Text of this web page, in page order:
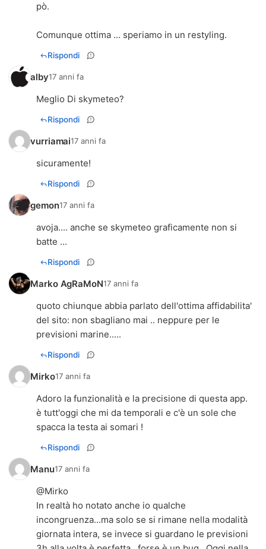
pò.
Comunque ottima ... speriamo in un restyling.
Rispondi
alby17 anni fa
Meglio Di skymeteo?
Rispondi
vurriamai17 anni fa
sicuramente!
Rispondi
gemon17 anni fa
avoja.... anche se skymeteo graficamente non si
batte ...
Rispondi
Marko AgRaMoN17 anni fa
quoto chiunque abbia parlato dell'ottima affidabilita'
del sito: non sbagliano mai .. neppure per le
previsioni marine.....
Rispondi
Mirko17 anni fa
Adoro la funzionalità e la precisione di questa app.
è tutt'oggi che mi da temporali e c'è un sole che
spacca la testa ai somari !
Rispondi
Manu17 anni fa
@Mirko
In realtà ho notato anche io qualche
incongruenza...ma solo se si rimane nella modalità
giornata intera, se invece si guardano le previsioni